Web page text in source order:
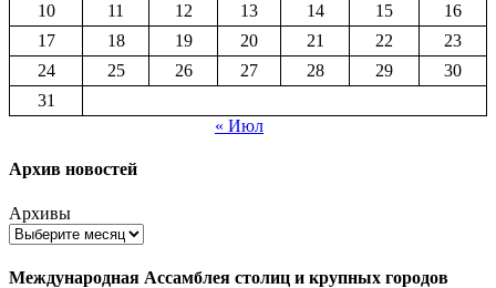
10
11 12 13 14 15
16
17
18 19 20 21 22
23
24
25 26 27 28 29
30
31
« Июл
Архив новостей
Архивы
Международная Ассамблея столиц и крупных городов